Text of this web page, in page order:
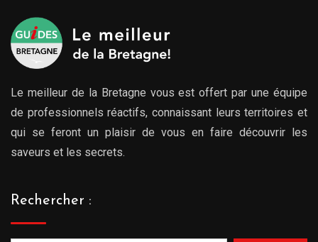
Le meilleur de la Bretagne vous est offert par une équipe
de professionnels réactifs, connaissant leurs territoires et
qui se feront un plaisir de vous en faire découvrir les
saveurs et les secrets.
Rechercher :